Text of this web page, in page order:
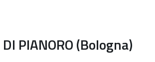
PIANORO (Bologna)